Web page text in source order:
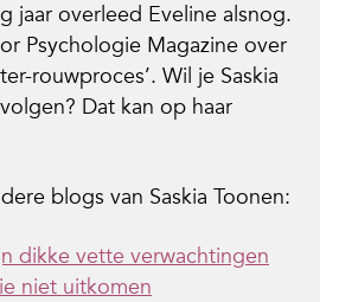
jaar overleed Eveline alsnog.
Psychologie Magazine over
rouwproces’. Wil je Saskia
Dat kan op haar
blogs van Saskia Toonen:
dikke vette verwachtingen
niet uitkomen